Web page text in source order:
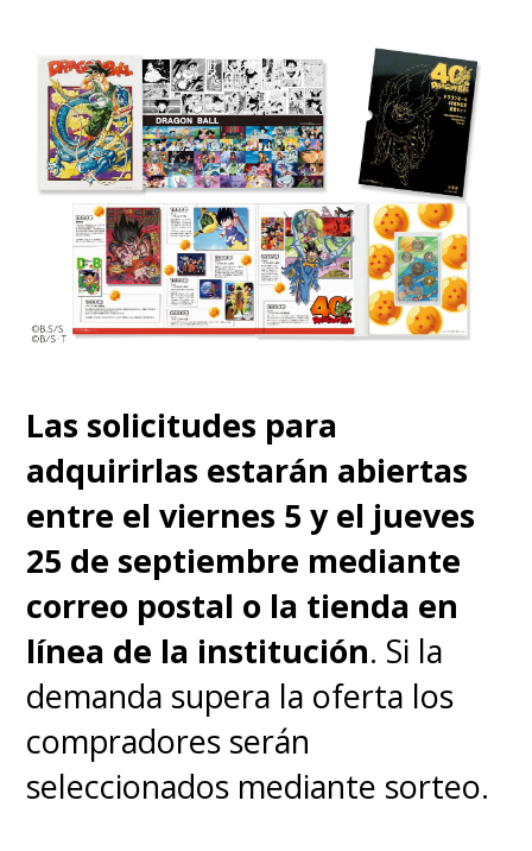
Las solicitudes para
adquirirlas estarán abiertas
entre el viernes 5 y el jueves
25 de septiembre mediante
correo postal o la tienda en
línea de la institución. Si la
demanda supera la oferta los
compradores serán
seleccionados mediante sorteo.